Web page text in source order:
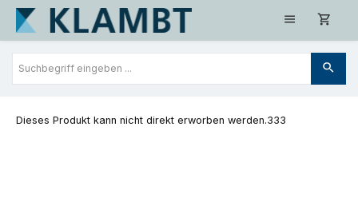
Zum Hauptinhalt springen
Dieses Produkt kann nicht direkt erworben werden.333